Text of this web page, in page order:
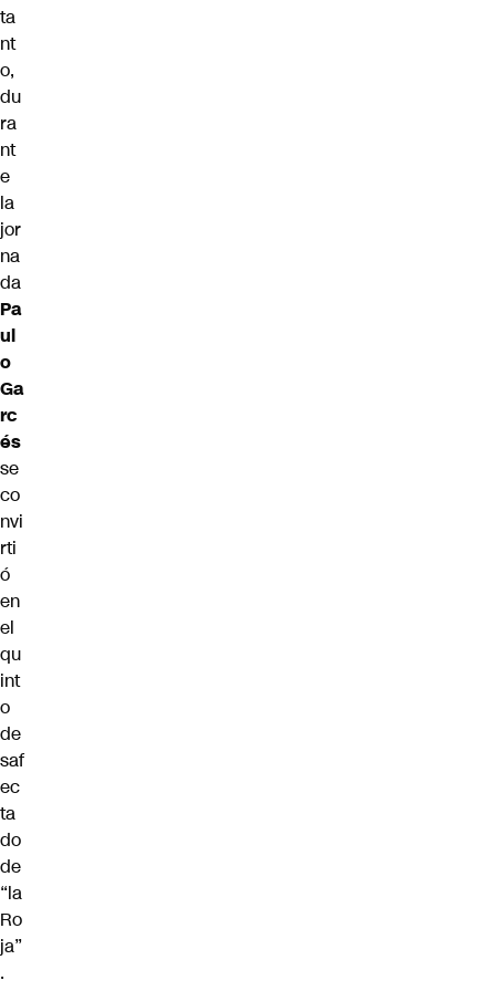
ta
nt
o,
du
ra
nt
e
la
jor
na
da
Pa
ul
o
Ga
rc
és
se
co
nvi
rti
ó
en
el
qu
int
o
de
saf
ec
ta
do
de
“la
Ro
ja”
.